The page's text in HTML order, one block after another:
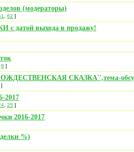
(модераторы)
62 ]
датой выхода в продажу!
8 ]
СКАЗКА'',тема-
]
2017
25 ]
2016-2017
%)